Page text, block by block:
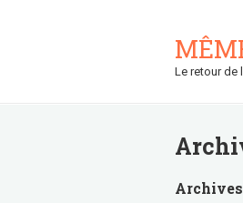
Le retour de
Archives